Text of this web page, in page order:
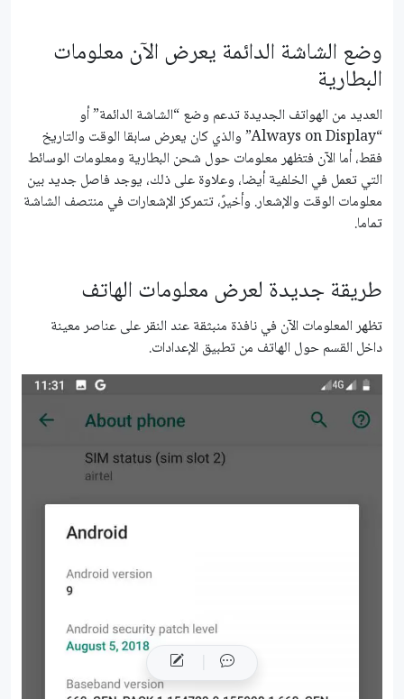
وضع الشاشة الدائمة يعرض الآن معلومات
البطارية
العديد من الهواتف الجديدة تدعم وضع “الشاشة الدائمة” أو
“Always on Display” والذي كان يعرض سابقا الوقت والتاريخ
فقط، أما الآن فتظهر معلومات حول شحن البطارية ومعلومات الوسائط
التي تعمل في الخلفية أيضا، وعلاوة على ذلك، يوجد فاصل جديد بين
معلومات الوقت والإشعار. وأخيرً، تتمركز الإشعارات في منتصف الشاشة
تماما.
طريقة جديدة لعرض معلومات الهاتف
تظهر المعلومات الآن في نافذة منبثقة عند النقر على عناصر معينة
داخل القسم حول الهاتف من تطبيق الإعدادات.